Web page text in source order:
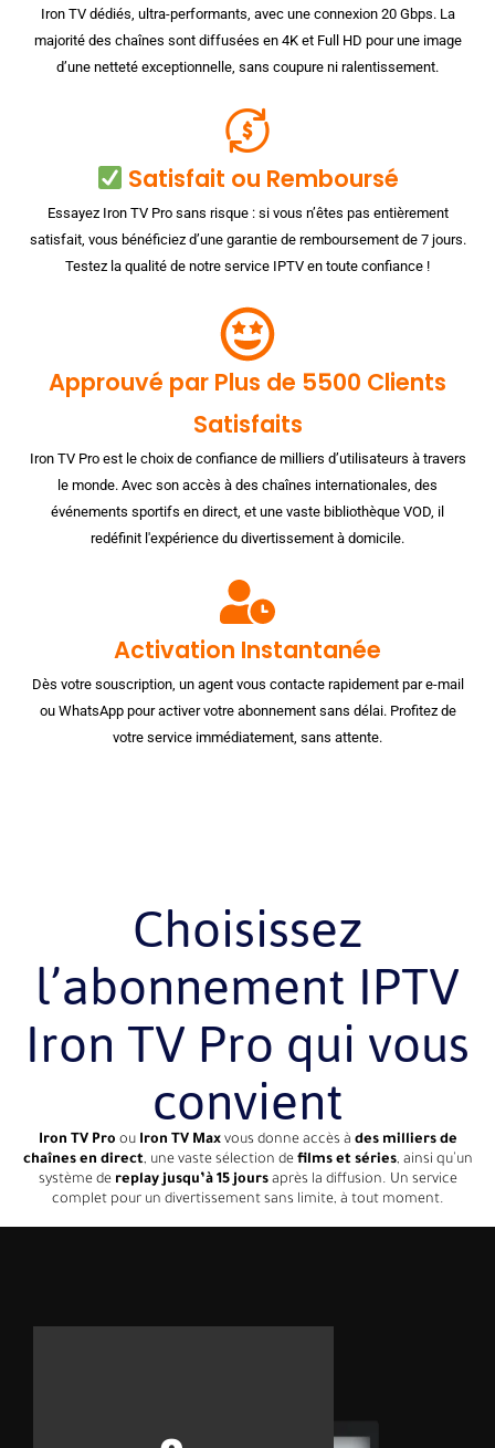
Iron TV dédiés, ultra-performants, avec une connexion 20 Gbps. La
majorité des chaînes sont diffusées en 4K et Full HD pour une image
d’une netteté exceptionnelle, sans coupure ni ralentissement.
Satisfait ou Remboursé
Essayez Iron TV Pro sans risque : si vous n’êtes pas entièrement
satisfait, vous bénéficiez d’une garantie de remboursement de 7 jours.
Testez la qualité de notre service IPTV en toute confiance !
Approuvé par Plus de 5500 Clients
Satisfaits
Iron TV Pro est le choix de confiance de milliers d’utilisateurs à travers
le monde. Avec son accès à des chaînes internationales, des
événements sportifs en direct, et une vaste bibliothèque VOD, il
redéfinit l'expérience du divertissement à domicile.
Activation Instantanée
Dès votre souscription, un agent vous contacte rapidement par e-mail
ou WhatsApp pour activer votre abonnement sans délai. Profitez de
votre service immédiatement, sans attente.
Choisissez
l’abonnement IPTV
Iron TV Pro qui vous
convient
Iron TV Pro ou Iron TV Maxvous donne accès à des milliers de
chaînes en direct, une vaste sélection de films et séries, ainsi qu’un
système de replay jusqu’à 15 joursaprès la diffusion. Un service
complet pour un divertissement sans limite, à tout moment.